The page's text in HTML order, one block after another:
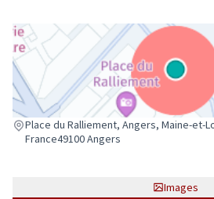
Place du Ralliement, Angers, Maine-et-
France49100 Angers
(Lien externe)
Images